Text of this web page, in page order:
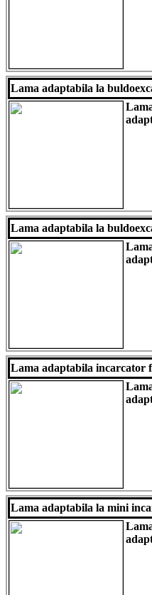
Lama adaptabila la
Lama adaptabila la
Lama adaptabila incarcator
Lama adaptabila la mini